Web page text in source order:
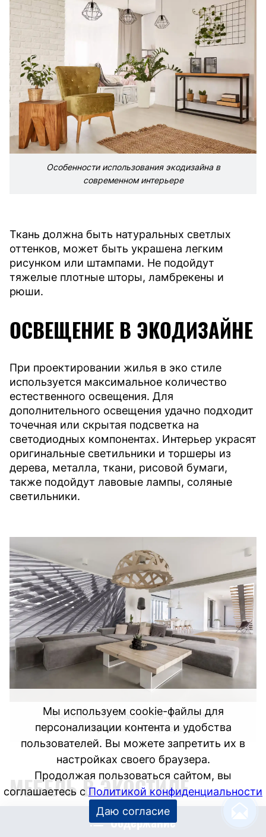
Особенности использования экодизайна в
современном интерьере
Ткань должна быть натуральных светлых
оттенков, может быть украшена легким
рисунком или штампами. Не подойдут
тяжелые плотные шторы, ламбрекены и
рюши.
ОСВЕЩЕНИЕ В ЭКОДИЗАЙНЕ
При проектировании жилья в эко стиле
используется максимальное количество
естественного освещения. Для
дополнительного освещения удачно подходит
точечная или скрытая подсветка на
светодиодных компонентах. Интерьер украсят
оригинальные светильники и торшеры из
дерева, металла, ткани, рисовой бумаги,
также подойдут лавовые лампы, соляные
светильники.
Особенности использования экодизайна в
современном интерьере
МЕБЕЛЬ В ЭКОСТИЛЕ
Главное правило − минимализм и
Содержание
Мы используем cookie-файлы для
персонализации контента и удобства
пользователей. Вы можете запретить их в
настройках своего браузера.
Продолжая пользоваться сайтом, вы
соглашаетесь сПолитикой конфиденциальности
Даю согласие